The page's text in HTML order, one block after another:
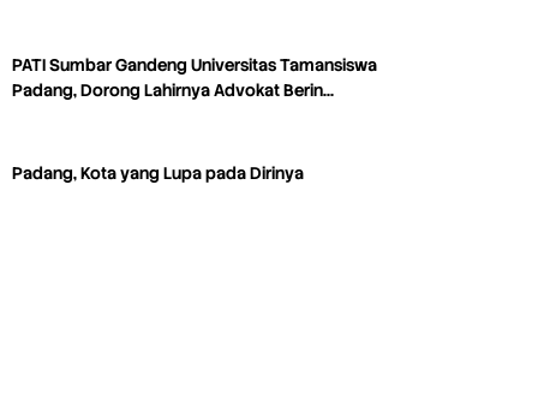
PATI Sumbar Gandeng Universitas Tamansiswa
Padang, Dorong Lahirnya Advokat Berin…
Padang, Kota yang Lupa pada Dirinya